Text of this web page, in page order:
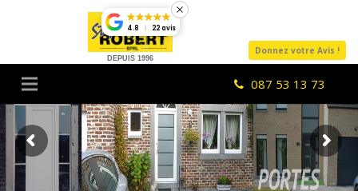
DEPUIS 1996
Donnez votre Avis !
087 53 13 73
4.8 22 avis